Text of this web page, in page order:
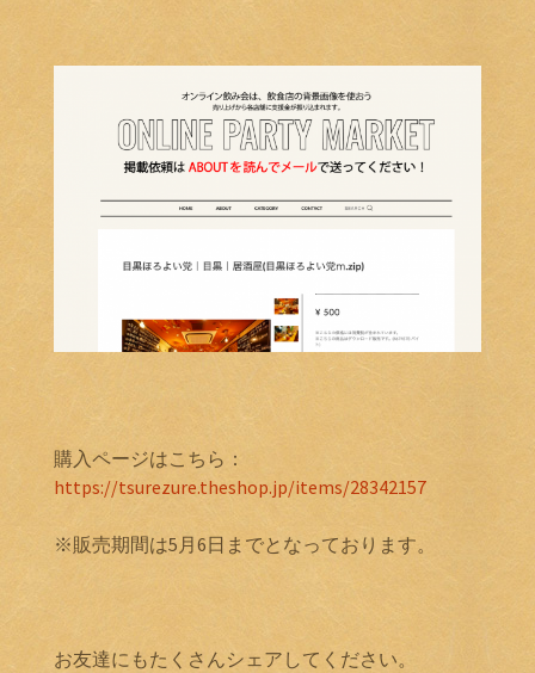
購入ページはこちら：
https://tsurezure.theshop.jp/items/28342157
※販売期間は5月6日までとなっております。
お友達にもたくさんシェアしてください。